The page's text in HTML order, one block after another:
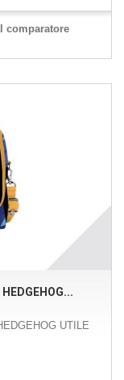
comparatore
UTILE